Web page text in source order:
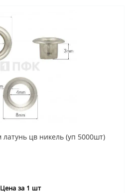
цв никель (уп 5000шт)
Цена за 1 шт